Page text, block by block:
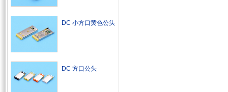
DC 小方口黄色公头
DC 方口公头